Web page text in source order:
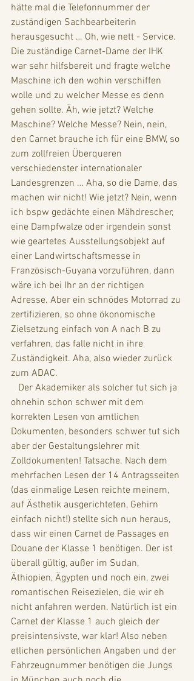
hätte mal die Telefonnummer der
zuständigen Sachbearbeiterin
herausgesucht … Oh, wie nett - Service.
Die zuständige Carnet-Dame der IHK
war sehr hilfsbereit und fragte welche
Maschine ich den wohin verschiffen
wolle und zu welcher Messe es denn
gehen sollte. Äh, wie jetzt? Welche
Maschine? Welche Messe? Nein, nein,
den Carnet brauche ich für eine BMW, so
zum zollfreien Überqueren
verschiedenster internationaler
Landesgrenzen … Aha, so die Dame, das
machen wir nicht! Wie jetzt? Nein, wenn
ich bspw gedächte einen Mähdrescher,
eine Dampfwalze oder irgendein sonst
wie geartetes Ausstellungsobjekt auf
einer Landwirtschaftsmesse in
Französisch-Guyana vorzuführen, dann
wäre ich bei Ihr an der richtigen
Adresse. Aber ein schnödes Motorrad zu
zertifizieren, so ohne ökonomische
Zielsetzung einfach von A nach B zu
verfahren, das falle nicht in ihre
Zuständigkeit. Aha, also wieder zurück
zum ADAC.
ohnehin schon schwer mit dem
korrekten Lesen von amtlichen
Dokumenten, besonders schwer tut sich
aber der Gestaltungslehrer mit
Zolldokumenten! Tatsache. Nach dem
mehrfachen Lesen der 14 Antragsseiten
(das einmalige Lesen reichte meinem,
auf Ästhetik ausgerichteten, Gehirn
einfach nicht!) stellte sich nun heraus,
dass wir einen Carnet de Passages en
Douane der Klasse 1 benötigen. Der ist
überall gültig, außer im Sudan,
Äthiopien, Ägypten und noch ein, zwei
romantischen Reisezielen, die wir eh
nicht anfahren werden. Natürlich ist ein
Carnet der Klasse 1 auch gleich der
preisintensivste, war klar! Also neben
etlichen persönlichen Angaben und der
Fahrzeugnummer benötigen die Jungs